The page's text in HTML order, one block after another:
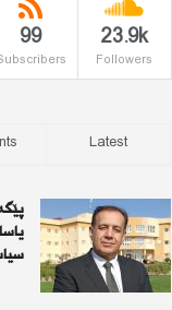
23.9k
Followers
99
Latest